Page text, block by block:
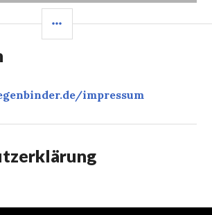
impressum
datenschutzerklaerung‎